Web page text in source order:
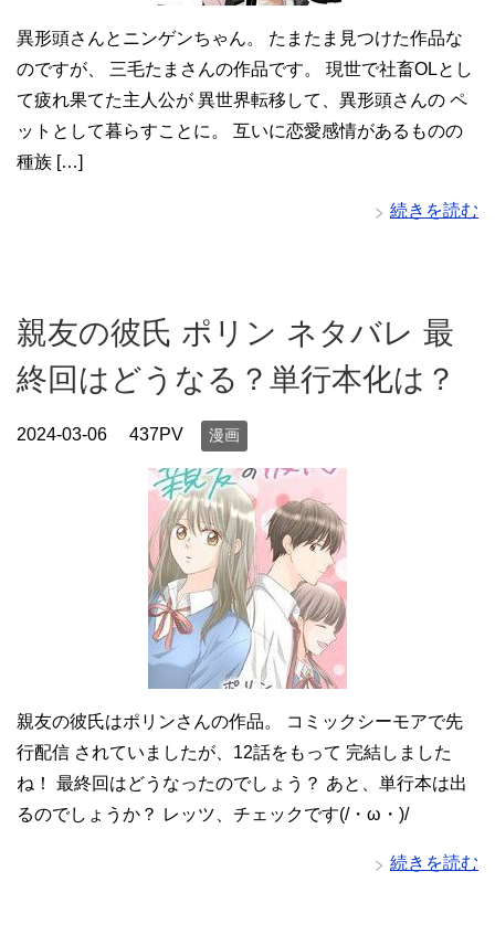
異形頭さんとニンゲンちゃん。 たまたま見つけた作品な
のですが、 三毛たまさんの作品です。 現世で社畜OLとし
て疲れ果てた主人公が 異世界転移して、異形頭さんの ペ
ットとして暮らすことに。 互いに恋愛感情があるものの
種族 […]
続きを読む
親友の彼氏 ポリン ネタバレ 最
終回はどうなる？単行本化は？
2024-03-06 437PV 漫画
親友の彼氏はポリンさんの作品。 コミックシーモアで先
行配信 されていましたが、12話をもって 完結しました
ね！ 最終回はどうなったのでしょう？ あと、単行本は出
るのでしょうか？ レッツ、チェックです(/・ω・)/
続きを読む